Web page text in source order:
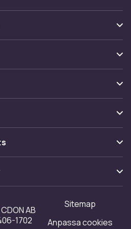
AB
1702
Sitemap
Anpassa cookies